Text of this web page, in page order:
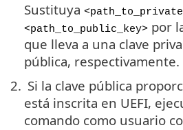
Sustituya
<path_to_public_key> por
que lleva a una clave
pública, respectivamente.
2. Si la clave pública
está inscrita en UEFI,
comando como usuario